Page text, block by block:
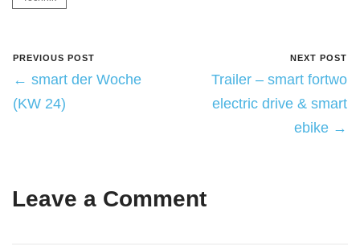
PREVIOUS POST
← smart der Woche
(KW 24)
NEXT POST
Trailer – smart fortwo
electric drive & smart
ebike →
Leave a Comment